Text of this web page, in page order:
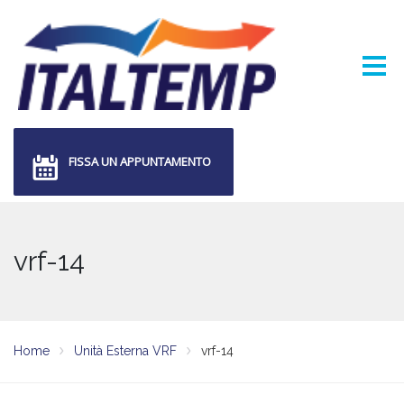
FISSA UN APPUNTAMENTO
vrf-14
Home Unità Esterna VRF vrf-14